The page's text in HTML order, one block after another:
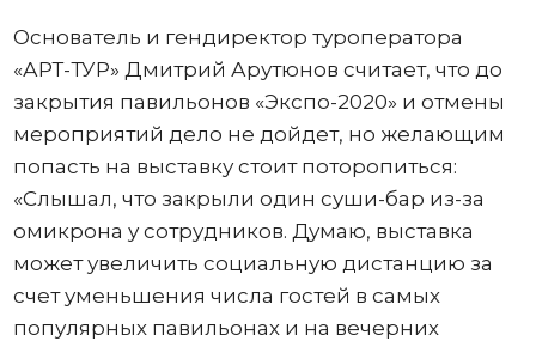
Основатель и гендиректор туроператора
«АРТ-ТУР» Дмитрий Арутюнов считает, что до
закрытия павильонов «Экспо-2020» и отмены
мероприятий дело не дойдет, но желающим
попасть на выставку стоит поторопиться:
«Слышал, что закрыли один суши-бар из-за
омикрона у сотрудников. Думаю, выставка
может увеличить социальную дистанцию за
счет уменьшения числа гостей в самых
популярных павильонах и на вечерних